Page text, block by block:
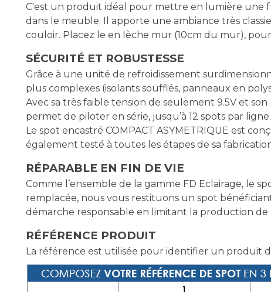
C'est un produit idéal pour mettre en lumière une
dans le meuble. Il apporte une ambiance très
couloir. Placez le en lèche mur (10cm du mur),
SÉCURITÉ ET ROBUSTESSE
Grâce à une unité de refroidissement
plus complexes (isolants soufflés, panneaux en
Avec sa très faible tension de seulement 9.5V et
permet de piloter en série, jusqu’à 12 spots par ligne.
Le spot encastré COMPACT ASYMETRIQUE est
également testé à toutes les étapes de sa
RÉPARABLE EN FIN DE VIE
Comme l’ensemble de la gamme FD Eclairage, le
remplacée, nous vous restituons un spot
démarche responsable en limitant la production de
RÉFÉRENCE PRODUIT
La référence est utilisée pour identifier un produit